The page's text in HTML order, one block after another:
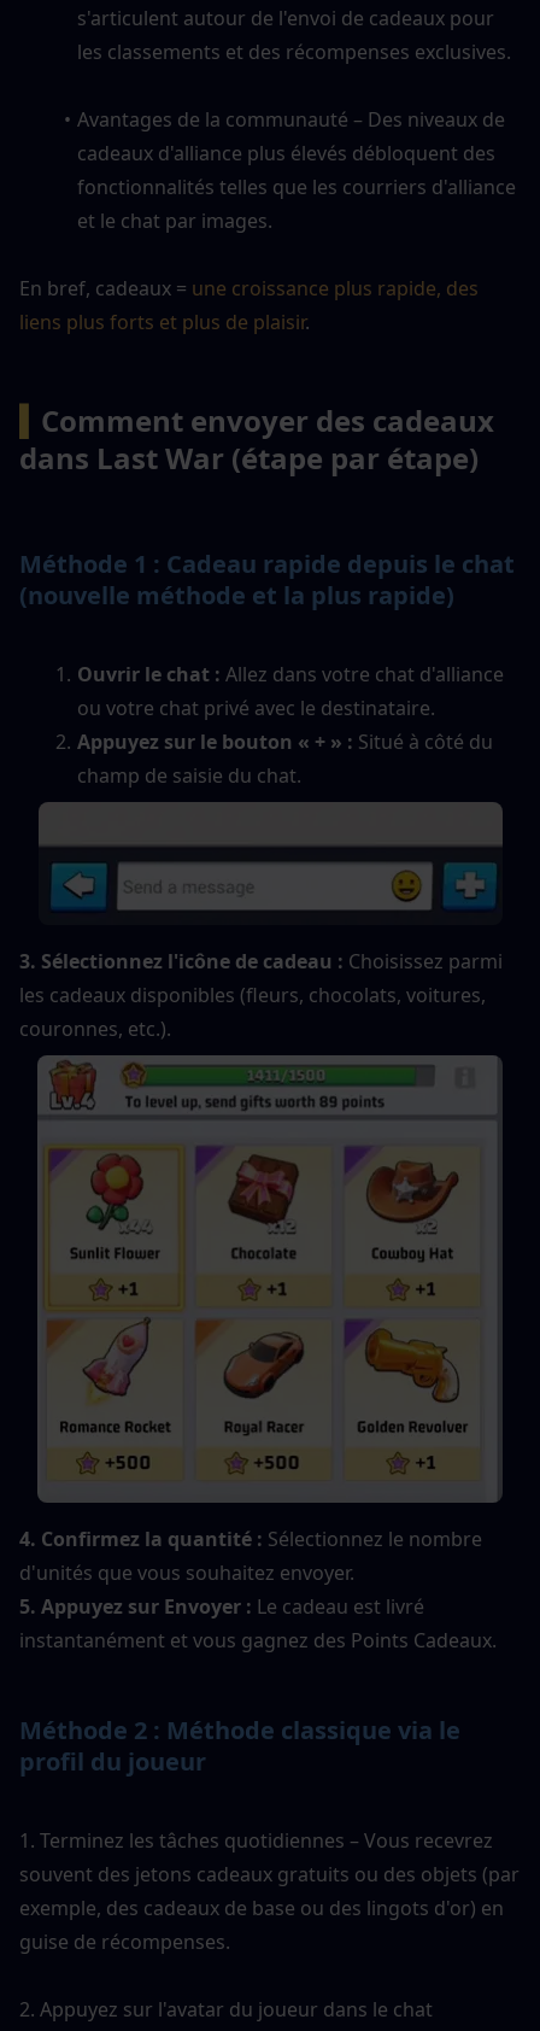
s'articulent autour de l'envoi de cadeaux pour
les classements et des récompenses exclusives.
Avantages de la communauté – Des niveaux de
cadeaux d'alliance plus élevés débloquent des
fonctionnalités telles que les courriers d'alliance
et le chat par images.
En bref, cadeaux = une croissance plus rapide, des
liens plus forts et plus de plaisir.
Comment envoyer des cadeaux
dans Last War (étape par étape)
Méthode 1 : Cadeau rapide depuis le chat
(nouvelle méthode et la plus rapide)
Ouvrir le chat : Allez dans votre chat d'alliance
ou votre chat privé avec le destinataire.
Appuyez sur le bouton « + » : Situé à côté du
champ de saisie du chat.
3. Sélectionnez l'icône de cadeau : Choisissez parmi
les cadeaux disponibles (fleurs, chocolats, voitures,
couronnes, etc.).
4. Confirmez la quantité : Sélectionnez le nombre
d'unités que vous souhaitez envoyer.
5. Appuyez sur Envoyer : Le cadeau est livré
instantanément et vous gagnez des Points Cadeaux.
Méthode 2 : Méthode classique via le
profil du joueur
1. Terminez les tâches quotidiennes – Vous recevrez
souvent des jetons cadeaux gratuits ou des objets (par
exemple, des cadeaux de base ou des lingots d'or) en
guise de récompenses.
2. Appuyez sur l'avatar du joueur dans le chat